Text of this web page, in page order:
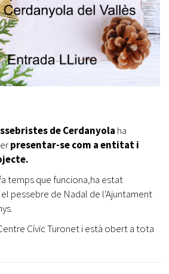
de Cerdanyola ha
presentar-se com a entitat i
temps que funciona,ha estat
pessebre de Nadal de l'Ajuntament
Cívic Turonet i està obert a tota